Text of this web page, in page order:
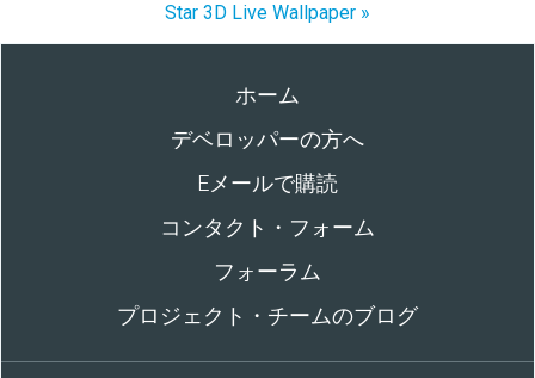
Star 3D Live Wallpaper »
ホーム
デベロッパーの方へ
Eメールで購読
コンタクト・フォーム
フォーラム
プロジェクト・チームのブログ